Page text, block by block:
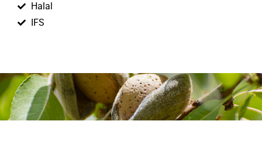
Halal
IFS